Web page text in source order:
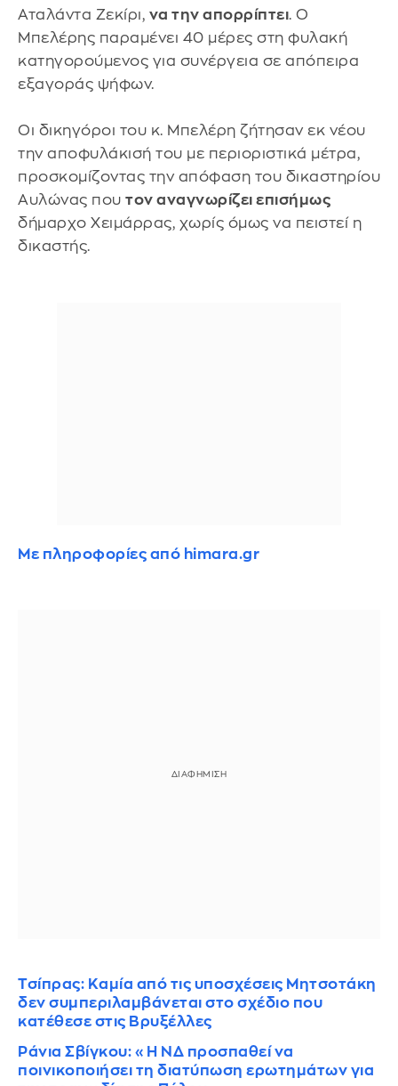
Αταλάντα Ζεκίρι, να την απορρίπτει. Ο
Μπελέρης παραμένει 40 μέρες στη φυλακή
κατηγορούμενος για συνέργεια σε απόπειρα
εξαγοράς ψήφων.
Οι δικηγόροι του κ. Μπελέρη ζήτησαν εκ νέου
την αποφυλάκισή του με περιοριστικά μέτρα,
προσκομίζοντας την απόφαση του δικαστηρίου
Αυλώνας που τον αναγνωρίζει επισήμως
δήμαρχο Χειμάρρας, χωρίς όμως να πειστεί η
δικαστής.
Με πληροφορίες από himara.gr
Τσίπρας: Καμία από τις υποσχέσεις Μητσοτάκη
δεν συμπεριλαμβάνεται στο σχέδιο που
κατέθεσε στις Βρυξέλλες
Ράνια Σβίγκου: «Η ΝΔ προσπαθεί να
ποινικοποιήσει τη διατύπωση ερωτημάτων για